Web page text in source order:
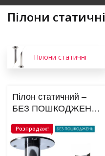
Пілони статичні
Пілони статичні
Пілон статичний –
БЕЗ ПОШКОДЖЕНЬ/
2.75 м
Розпродаж!